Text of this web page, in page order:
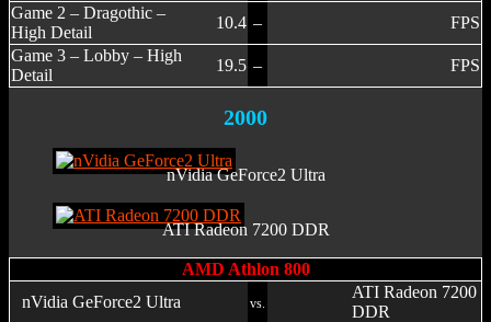
Game 2 – Dragothic –
High Detail
10.4 –
FPS
Game 3 – Lobby – High
Detail
19.5 – FPS
2000
nVidia GeForce2 Ultra
ATI Radeon 7200 DDR
AMD Athlon 800
nVidia GeForce2 Ultra
vs.
ATI Radeon 7200
DDR